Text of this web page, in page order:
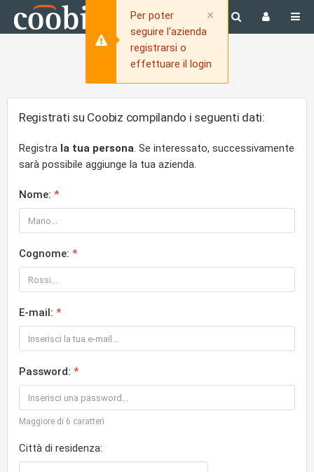
× Close
Per poter
seguire l'azienda
registrarsi o
effettuare il login
Registrati su Coobiz compilando i seguenti dati:
Registra la tua persona. Se interessato, successivamente
sarà possibile aggiunge la tua azienda.
Nome:
Cognome:
E-mail:
Password:
Maggiore di 6 caratteri
Città di residenza: